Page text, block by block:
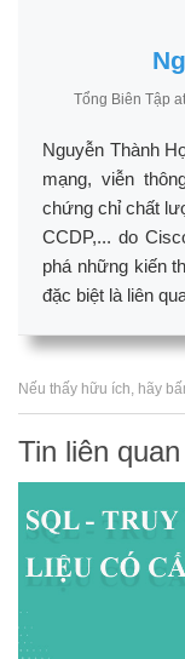
Tổng Biên Tập at
Nguyễn Thành
mạng, viễn
chứng chỉ chất
CCDP,... do
phá những kiến
đặc biệt là liên
Nếu thấy hữu ích, hãy
Tin liên quan